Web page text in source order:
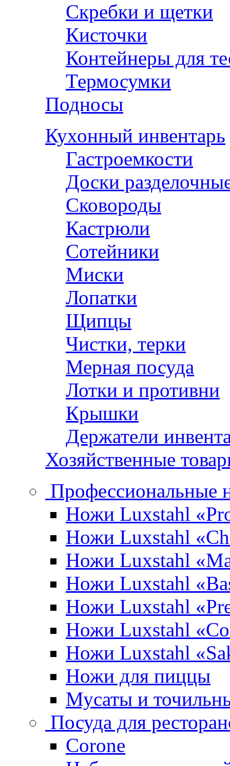
Скребки и щетки
Кисточки
Контейнеры для
Термосумки
Подносы
Кухонный инвентарь
Гастроемкости
Доски
Сковороды
Кастрюли
Сотейники
Миски
Лопатки
Щипцы
Чистки, терки
Мерная посуда
Лотки и противни
Крышки
Держатели
Хозяйственные
Профессиональные
Ножи Luxstahl
Ножи Luxstahl
Ножи Luxstahl
Ножи Luxstahl
Ножи Luxstahl
Ножи Luxstahl
Ножи Luxstahl
Ножи для пиццы
Мусаты и
Посуда для
Corone